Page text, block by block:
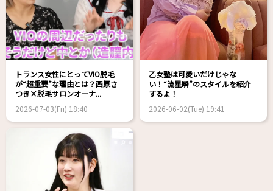
トランス女性にとってVIO脱毛
が“超重要”な理由とは？西原さ
つき×脱毛サロンオーナ...
2026-07-03(Fri) 18:40
乙女塾は可愛いだけじゃな
い！“流星瞬”のスタイルを紹介
するよ！
2026-06-02(Tue) 19:41